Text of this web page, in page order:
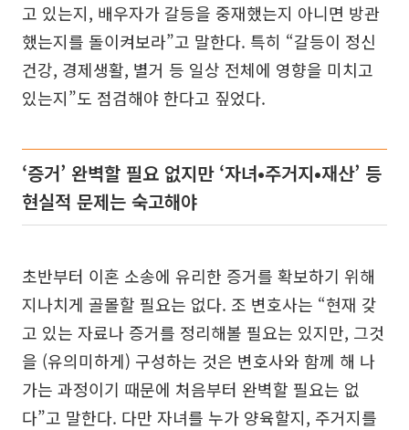
고 있는지, 배우자가 갈등을 중재했는지 아니면 방관
했는지를 돌이켜보라”고 말한다. 특히 “갈등이 정신
건강, 경제생활, 별거 등 일상 전체에 영향을 미치고
있는지”도 점검해야 한다고 짚었다.
‘증거’ 완벽할 필요 없지만 ‘자녀•주거지•재산’ 등
현실적 문제는 숙고해야
초반부터 이혼 소송에 유리한 증거를 확보하기 위해
지나치게 골몰할 필요는 없다. 조 변호사는 “현재 갖
고 있는 자료나 증거를 정리해볼 필요는 있지만, 그것
을 (유의미하게) 구성하는 것은 변호사와 함께 해 나
가는 과정이기 때문에 처음부터 완벽할 필요는 없
다”고 말한다. 다만 자녀를 누가 양육할지, 주거지를